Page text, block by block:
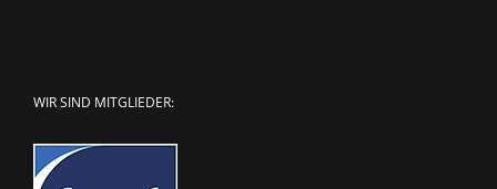
WIR SIND MITGLIEDER: